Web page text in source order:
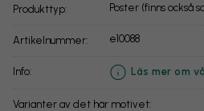
Produkttyp: Poster (finns också
Artikelnummer: e10088
info: Läs mer om
Varianter av det här motivet: